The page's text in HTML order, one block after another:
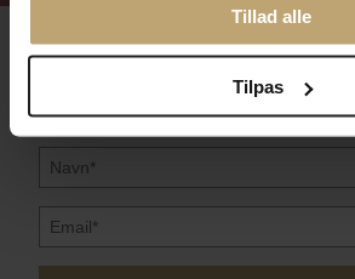
Tillad alle
Tilpas
Følg med i vores
Læs mere her